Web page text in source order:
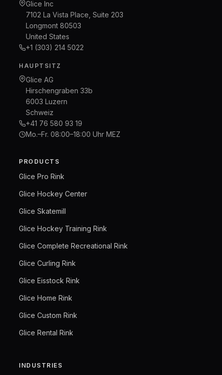
Glice Inc
7102 La Vista Place, Suite 203
Longmont 80503
United States
+1 (303) 214 5022
HAUPTSITZ
Glice AG
Hirschengraben 33b
6003 Luzern
Schweiz
+41 76 580 93 19
Mo.–Fr. 08:00–18:00 Uhr MEZ
PRODUCTS
Glice Pro Rink
Glice Hockey Center
Glice Skatemill
Glice Hockey Training Rink
Glice Complete Recreational Rink
Glice Curling Rink
Glice Eisstock Rink
Glice Home Rink
Glice Custom Rink
Glice Rental Rink
INDUSTRIES